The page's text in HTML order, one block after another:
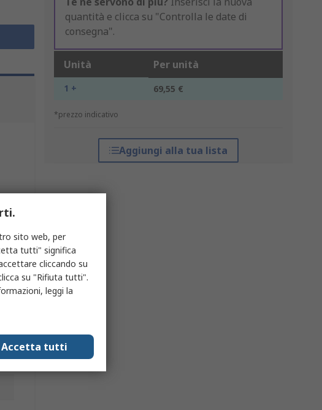
quantità e clicca su "Controlla le date di
consegna".
Unità Per unità
1 + 69,55 €
*prezzo indicativo
Aggiungi alla tua lista
sito web, per
tutti" significa
cliccando su
su "Rifiuta tutti".
leggi la
Accetta tutti